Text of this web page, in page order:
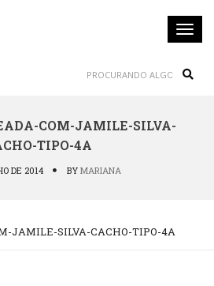
COM-JAMILE-SILVA-
TIPO-4A
DE 2014 BY MARIANA
JAMILE-SILVA-CACHO-TIPO-4A